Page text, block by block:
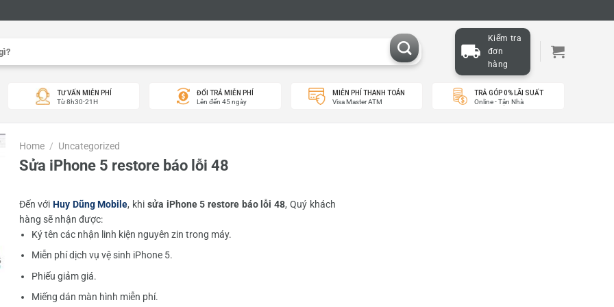
Kiểm tra
đơn
hàng
TƯ VẤN MIỄN PHÍ
Từ 8h30-21H
ĐỔI TRẢ MIỄN PHÍ
Lên đến 45 ngày
MIỄN PHÍ THANH TOÁN
Visa Master ATM
TRẢ GÓP 0% LÃI SUẤT
Online - Tận Nhà
Home / Uncategorized
Sửa iPhone 5 restore báo lỗi 48
Đến với Huy Dũng Mobile, khi sửa iPhone 5 restore báo lỗi 48, Quý khách
hàng sẽ nhận được:
Ký tên các nhận linh kiện nguyên zin trong máy.
Miễn phí dịch vụ vệ sinh iPhone 5.
Phiếu giảm giá.
Miếng dán màn hình miễn phí.